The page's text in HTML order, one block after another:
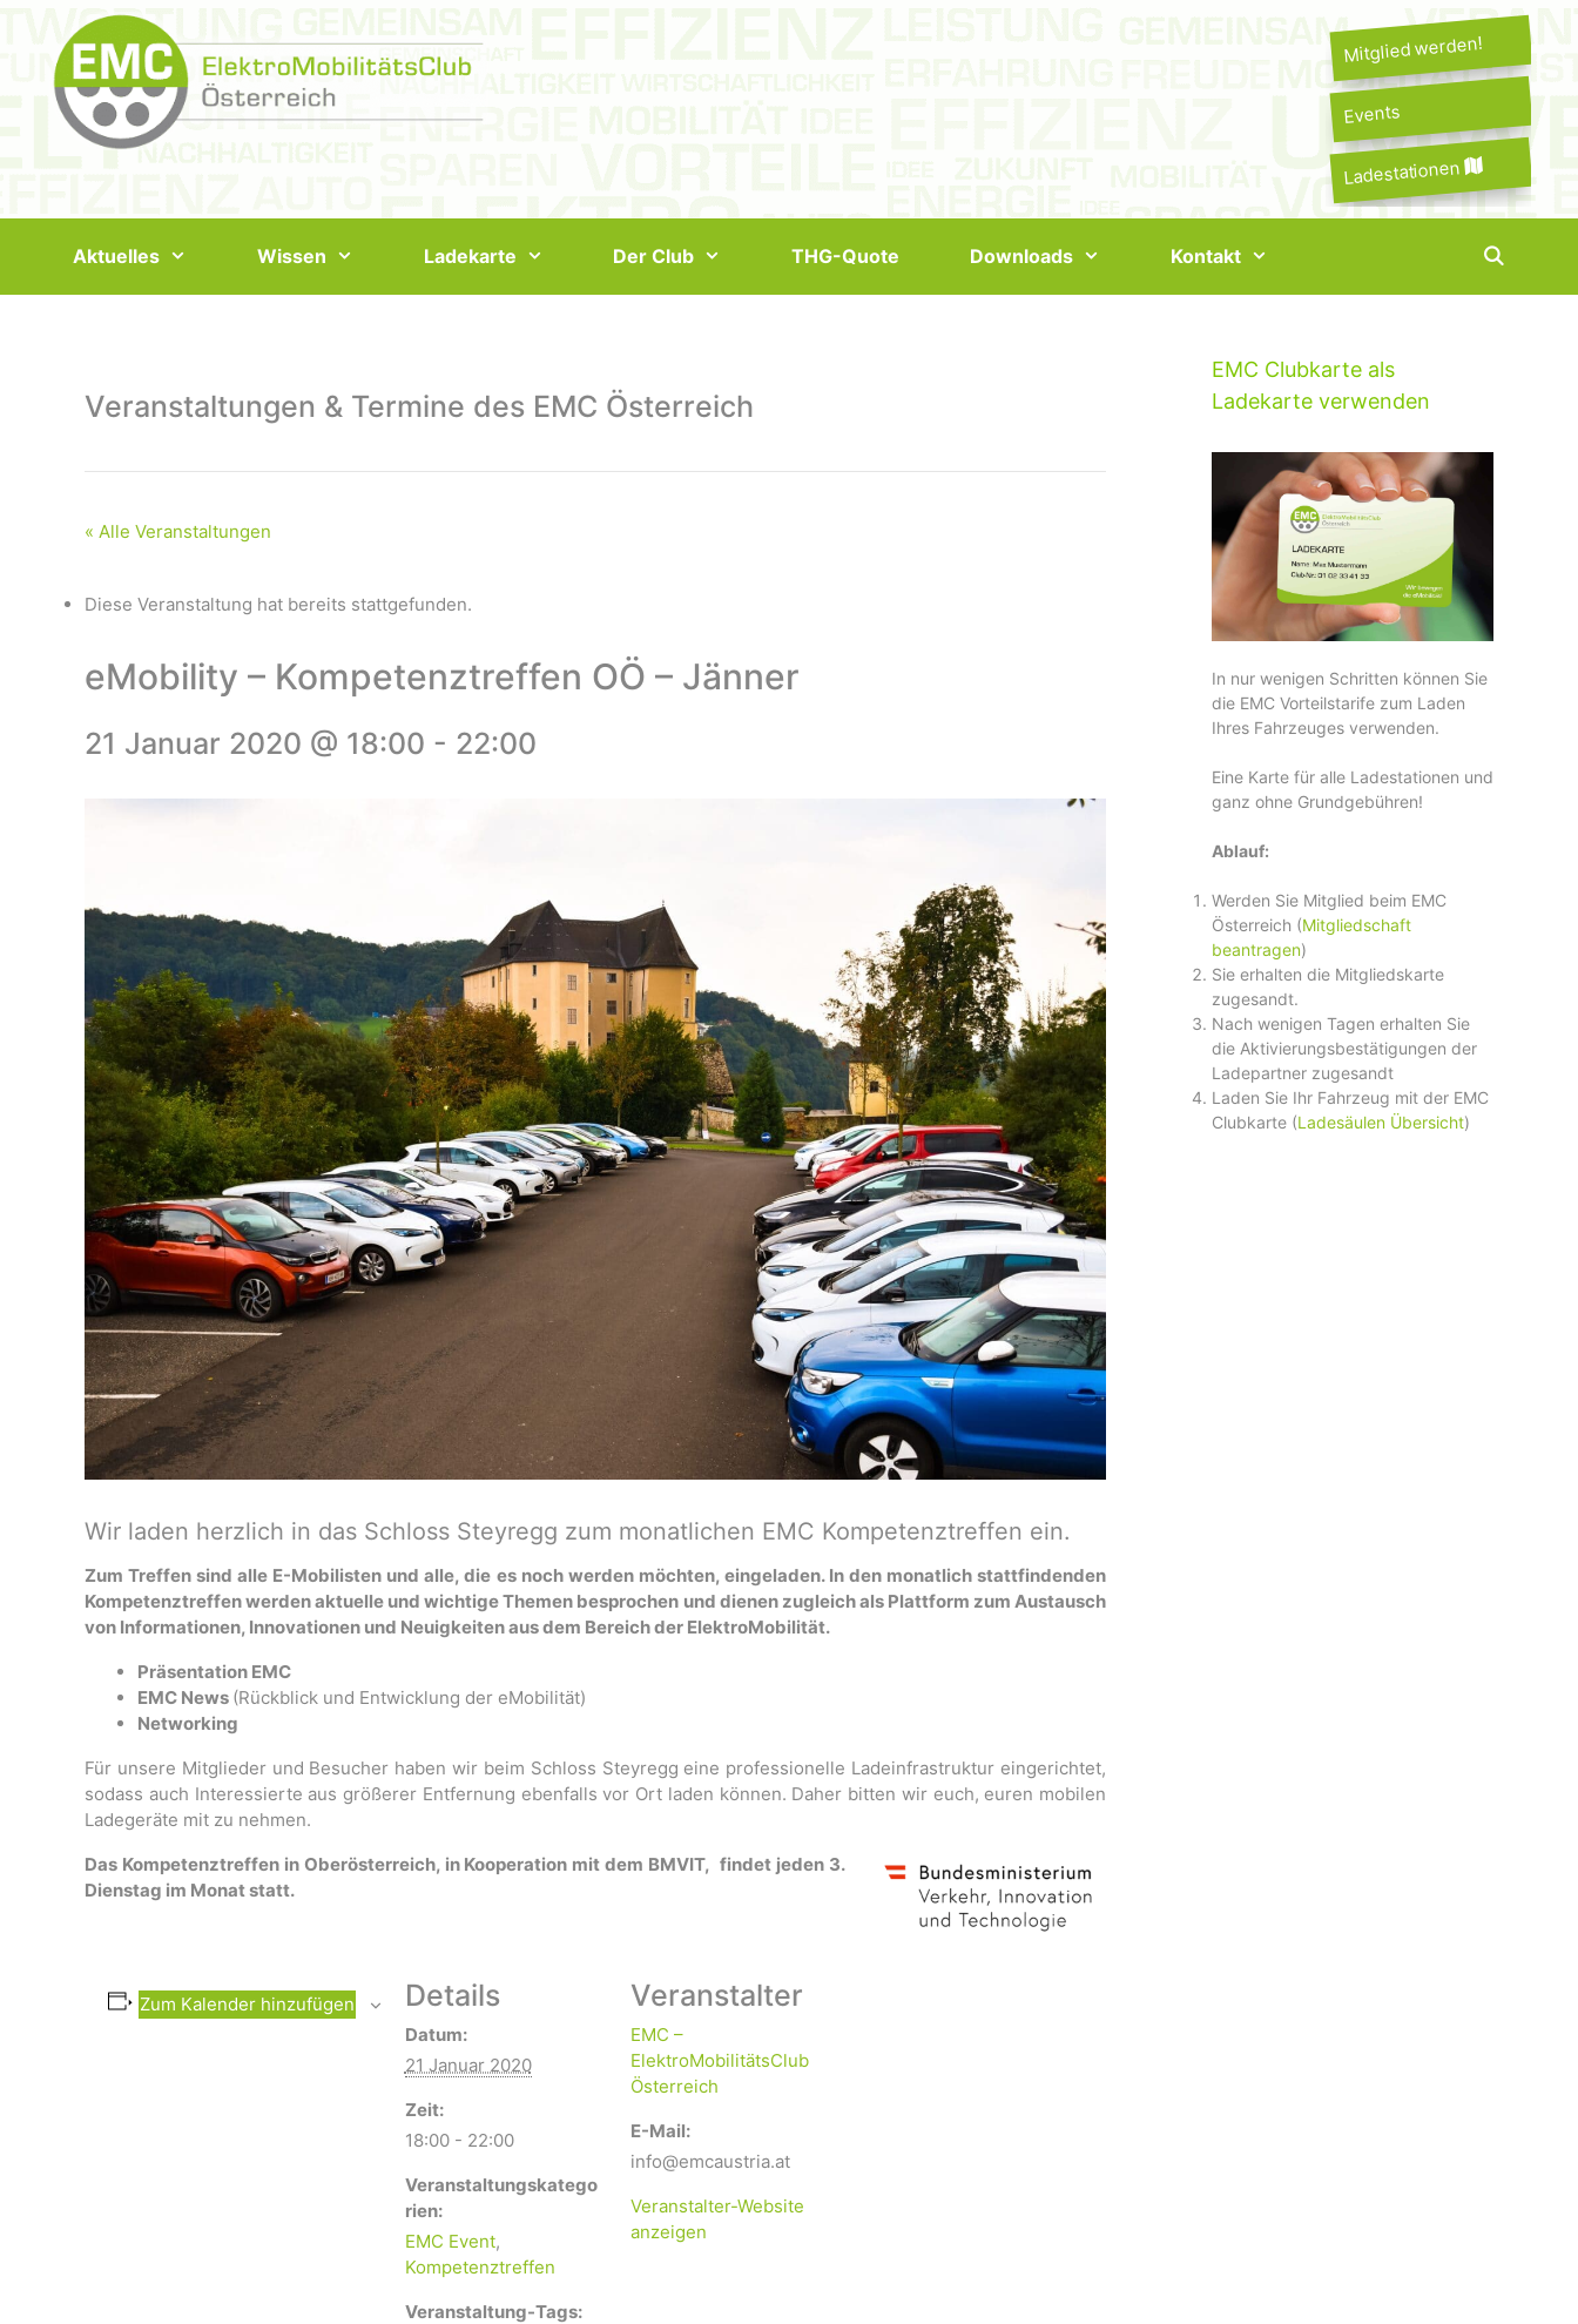
Mitglied werden!
Events
Ladestationen
Aktuelles Wissen Ladekarte Der Club THG-Quote Downloads Kontakt
Veranstaltungen & Termine des EMC Österreich
« Alle Veranstaltungen
Diese Veranstaltung hat bereits stattgefunden.
eMobility – Kompetenztreffen OÖ – Jänner
21 Januar 2020 @ 18:00 - 22:00
Wir laden herzlich in das Schloss Steyregg zum monatlichen EMC Kompetenztreffen ein.
Zum Treffen sind alle E-Mobilisten und alle, die es noch werden möchten, eingeladen. In den monatlich stattfindenden
Kompetenztreffen werden aktuelle und wichtige Themen besprochen und dienen zugleich als Plattform zum Austausch
von Informationen, Innovationen und Neuigkeiten aus dem Bereich der ElektroMobilität.
Präsentation EMC
EMC News (Rückblick und Entwicklung der eMobilität)
Networking
Für unsere Mitglieder und Besucher haben wir beim Schloss Steyregg eine professionelle Ladeinfrastruktur eingerichtet,
sodass auch Interessierte aus größerer Entfernung ebenfalls vor Ort laden können. Daher bitten wir euch, euren mobilen
Ladegeräte mit zu nehmen.
Das Kompetenztreffen in Oberösterreich, in Kooperation mit dem BMVIT, findet jeden 3.
Dienstag im Monat statt.
Zum Kalender hinzufügen Details
Datum:
21 Januar 2020
Zeit:
18:00 - 22:00
Veranstaltungskatego
rien:
EMC Event,
Kompetenztreffen
Veranstaltung-Tags:
Veranstalter
EMC –
ElektroMobilitätsClub
Österreich
E-Mail:
info@emcaustria.at
Veranstalter-Website
anzeigen
EMC Clubkarte als
Ladekarte verwenden
In nur wenigen Schritten können Sie
die EMC Vorteilstarife zum Laden
Ihres Fahrzeuges verwenden.
Eine Karte für alle Ladestationen und
ganz ohne Grundgebühren!
Ablauf:
Werden Sie Mitglied beim EMC
Österreich (Mitgliedschaft
beantragen)
Sie erhalten die Mitgliedskarte
zugesandt.
Nach wenigen Tagen erhalten Sie
die Aktivierungsbestätigungen der
Ladepartner zugesandt
Laden Sie Ihr Fahrzeug mit der EMC
Clubkarte (Ladesäulen Übersicht)